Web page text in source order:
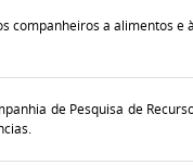
companheiros a alimentos e
de Pesquisa de